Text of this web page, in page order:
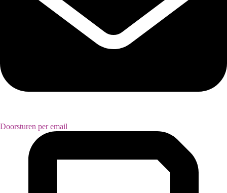
Doorsturen per email